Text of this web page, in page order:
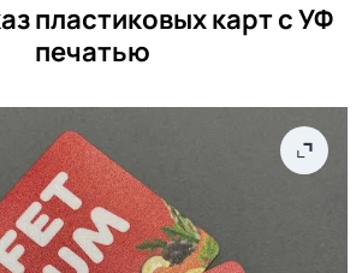
пластиковых карт с УФ
печатью